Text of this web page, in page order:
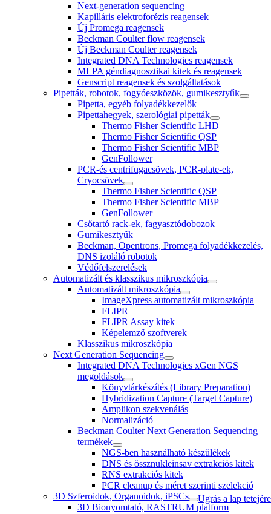
Next-generation sequencing
Kapilláris elektroforézis reagensek
Új Promega reagensek
Beckman Coulter flow reagensek
Új Beckman Coulter reagensek
Integrated DNA Technologies reagensek
MLPA géndiagnosztikai kitek és reagensek
Genscript reagensek és szolgáltatások
Pipetták, robotok, fogyóeszközök, gumikesztyűk
Pipetta, egyéb folyadékkezelők
Pipettahegyek, szerológiai pipetták
Thermo Fisher Scientific LHD
Thermo Fisher Scientific QSP
Thermo Fisher Scientific MBP
GenFollower
PCR-és centrifugacsövek, PCR-plate-ek,
Cryocsövek
Thermo Fisher Scientific QSP
Thermo Fisher Scientific MBP
GenFollower
Csőtartó rack-ek, fagyasztódobozok
Gumikesztyűk
Beckman, Opentrons, Promega folyadékkezelés,
DNS izoláló robotok
Védőfelszerelések
Automatizált és klasszikus mikroszkópia
Automatizált mikroszkópia
ImageXpress automatizált mikroszkópia
FLIPR
FLIPR Assay kitek
Képelemző szoftverek
Klasszikus mikroszkópia
Next Generation Sequencing
Integrated DNA Technologies xGen NGS
megoldások
Könyvtárkészítés (Library Preparation)
Hybridization Capture (Target Capture)
Amplikon szekvenálás
Normalizáció
Beckman Coulter Next Generation Sequencing
termékek
NGS-ben használható készülékek
DNS és össznukleinsav extrakciós kitek
RNS extrakciós kitek
PCR cleanup és méret szerinti szelekció
3D Szferoidok, Organoidok, iPSCs
3D Bionyomtató, RASTRUM platform
Ugrás a lap tetejére